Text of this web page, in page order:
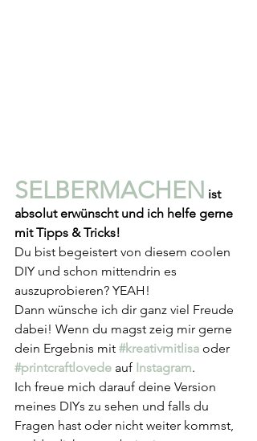
SELBERMACHEN ist
absolut erwünscht und ich helfe gerne
mit Tipps & Tricks!
Du bist begeistert von diesem coolen
DIY und schon mittendrin es
auszuprobieren? YEAH!
Dann wünsche ich dir ganz viel Freude
dabei! Wenn du magst zeig mir gerne
dein Ergebnis mit #kreativmitlisa oder
#printcraftlovede auf Instagram.
Ich freue mich darauf deine Version
meines DIYs zu sehen und falls du
Fragen hast oder nicht weiter kommst,